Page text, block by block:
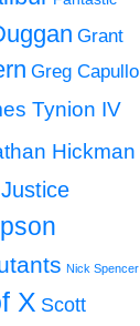
Grant
Greg Capullo
Tynion IV
Hickman
Justice
Nick Spencer
X Scott